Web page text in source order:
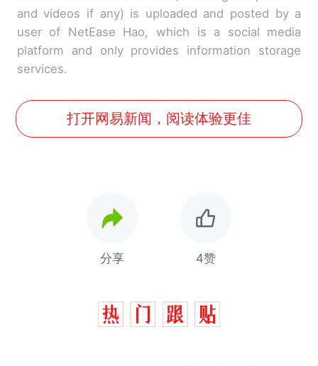
and videos if any) is uploaded and posted by a
user of NetEase Hao, which is a social media
platform and only provides information storage
services.
打开网易新闻，阅读体验更佳
分享 4赞